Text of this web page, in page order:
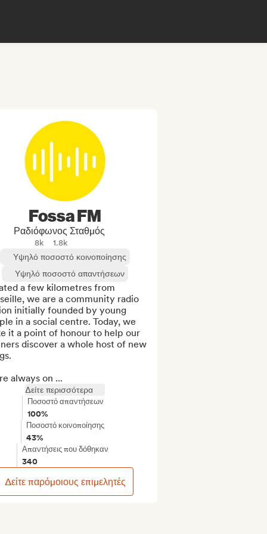
Fossa FM
Ραδιόφωνος Σταθμός
8k
1.8k
Υψηλό ποσοστό κοινοποίησης
Υψηλό ποσοστό απαντήσεων
a few kilometres from
we are a community radio
initially founded by young
in a social centre. Today, we
it a point of honour to help our
discover a whole host of new
always on ...
Δείτε περισσότερα
Ποσοστό απαντήσεων
100%
Ποσοστό κοινοποίησης
43%
Απαντήσεις που δόθηκαν
340
Δείτε παρόμοιους επιμελητές